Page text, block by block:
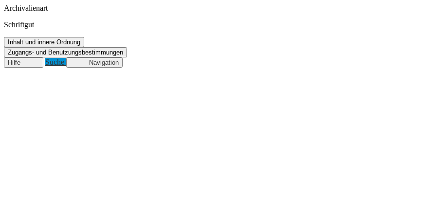
Archivalienart
Schriftgut
Inhalt und innere Ordnung
Zugangs- und Benutzungsbestimmungen
Hilfe
Suche Navigation